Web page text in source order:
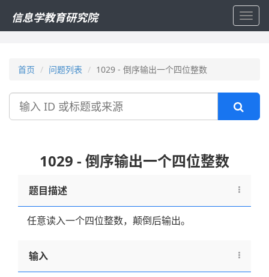
信息学教育研究院
首页 问题列表 1029 - 倒序输出一个四位整数
搜
1029 - 倒序输出一个四位整数
题目描述
任意读入一个四位整数，颠倒后输出。
输入